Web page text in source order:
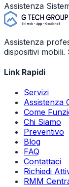
Assistenza
Assistenza
dispositivi
Link Rapidi
Servizi
Assistenza
Come
Chi Siamo
Preventivo
Blog
FAQ
Contattaci
Richiedi
RMM